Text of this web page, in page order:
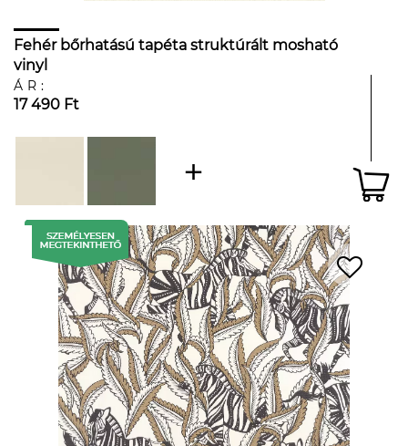
Fehér bőrhatású tapéta struktúrált mosható
vinyl
ÁR:
17 490 Ft